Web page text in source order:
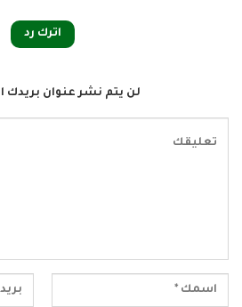
اترك رد
لن يتم نشر عنوان بريدك